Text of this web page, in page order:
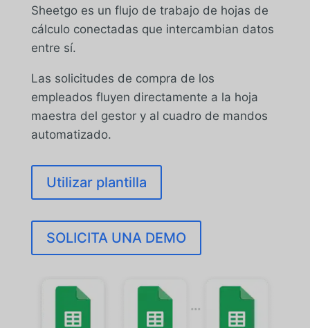
Sheetgo es un flujo de trabajo de hojas de
cálculo conectadas que intercambian datos
entre sí.
Las solicitudes de compra de los
empleados fluyen directamente a la hoja
maestra del gestor y al cuadro de mandos
automatizado.
Utilizar plantilla
SOLICITA UNA DEMO